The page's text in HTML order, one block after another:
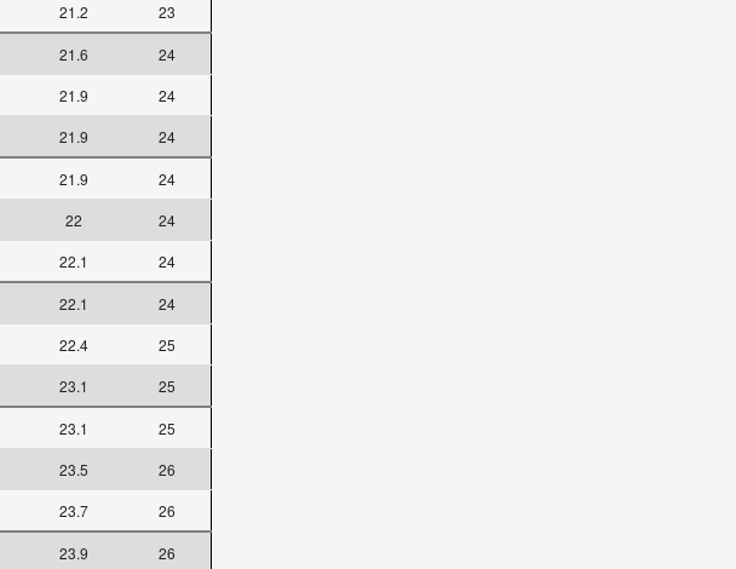
21.2 23
21.6
24
21.9
24
21.9 24
21.9
24
22
24
22.1 24
22.1
24
22.4
25
23.1 25
23.1
25
23.5
26
23.7 26
23.9 26